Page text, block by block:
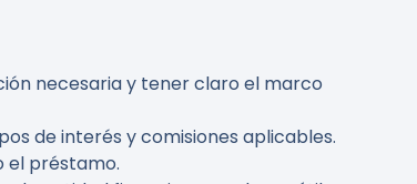
necesaria y tener claro el marco
de interés y comisiones aplicables.
el préstamo.